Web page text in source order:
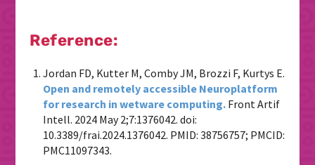
Reference:
Jordan FD, Kutter M, Comby JM, Brozzi F, Kurtys E.
Open and remotely accessible Neuroplatform
for research in wetware computing.Front Artif
Intell. 2024 May 2;7:1376042. doi:
10.3389/frai.2024.1376042. PMID: 38756757; PMCID:
PMC11097343.